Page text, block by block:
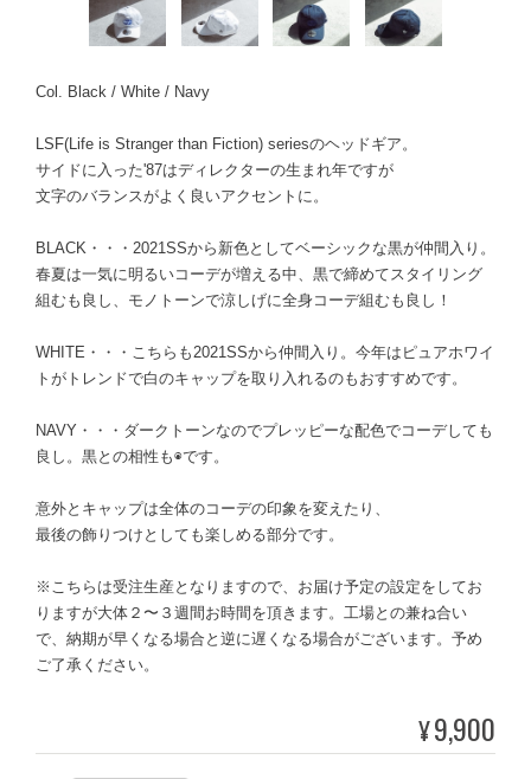
Col. Black / White / Navy
LSF(Life is Stranger than Fiction) seriesのヘッドギア。
サイドに入った'87はディレクターの生まれ年ですが
文字のバランスがよく良いアクセントに。
BLACK・・・2021SSから新色としてベーシックな黒が仲間入り。
春夏は一気に明るいコーデが増える中、黒で締めてスタイリング
組むも良し、モノトーンで涼しげに全身コーデ組むも良し！
WHITE・・・こちらも2021SSから仲間入り。今年はピュアホワイ
トがトレンドで白のキャップを取り入れるのもおすすめです。
NAVY・・・ダークトーンなのでプレッピーな配色でコーデしても
良し。黒との相性も◉です。
意外とキャップは全体のコーデの印象を変えたり、
最後の飾りつけとしても楽しめる部分です。
※こちらは受注生産となりますので、お届け予定の設定をしてお
りますが大体２〜３週間お時間を頂きます。工場との兼ね合い
で、納期が早くなる場合と逆に遅くなる場合がございます。予め
ご了承ください。
¥9,900